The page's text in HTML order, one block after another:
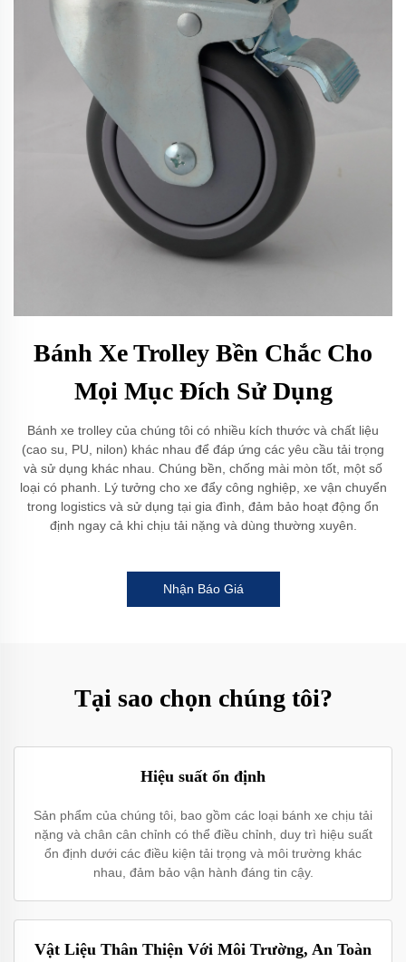
Bánh Xe Trolley Bền Chắc Cho
Mọi Mục Đích Sử Dụng
Bánh xe trolley của chúng tôi có nhiều kích thước và chất liệu
(cao su, PU, nilon) khác nhau để đáp ứng các yêu cầu tải trọng
và sử dụng khác nhau. Chúng bền, chống mài mòn tốt, một số
loại có phanh. Lý tưởng cho xe đẩy công nghiệp, xe vận chuyển
trong logistics và sử dụng tại gia đình, đảm bảo hoạt động ổn
định ngay cả khi chịu tải nặng và dùng thường xuyên.
Nhận Báo Giá
Tại sao chọn chúng tôi?
Hiệu suất ổn định
Sản phẩm của chúng tôi, bao gồm các loại bánh xe chịu tải
nặng và chân cân chỉnh có thể điều chỉnh, duy trì hiệu suất
ổn định dưới các điều kiện tải trọng và môi trường khác
nhau, đảm bảo vận hành đáng tin cậy.
Vật Liệu Thân Thiện Với Môi Trường, An Toàn